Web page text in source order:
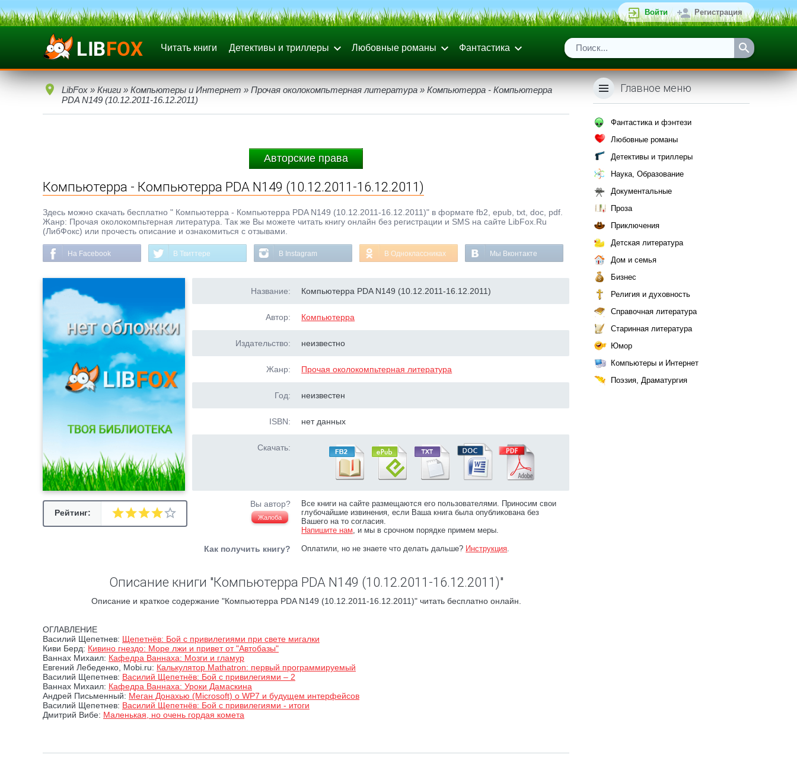
Войти Регистрация
Читать книги Детективы и триллеры Любовные романы Фантастика
LibFox » Книги » Компьютеры и Интернет » Прочая околокомпьтерная литература » Компьютерра - Компьютерра
PDA N149 (10.12.2011-16.12.2011)
Авторские права
Компьютерра - Компьютерра PDA N149 (10.12.2011-16.12.2011)
Здесь можно скачать бесплатно " Компьютерра - Компьютерра PDA N149 (10.12.2011-16.12.2011)" в формате fb2, epub, txt, doc, pdf.
Жанр: Прочая околокомпьтерная литература. Так же Вы можете читать книгу онлайн без регистрации и SMS на сайте LibFox.Ru
(ЛибФокс) или прочесть описание и ознакомиться с отзывами.
На Facebook В Твиттере В Instagram В Одноклассниках Мы Вконтакте
Рейтинг:
Название: Компьютерра PDA N149 (10.12.2011-16.12.2011)
Автор: Компьютерра
Издательство: неизвестно
Жанр: Прочая околокомпьтерная литература
Год: неизвестен
ISBN: нет данных
Скачать:
Вы автор?
Жалоба
Все книги на сайте размещаются его пользователями. Приносим свои
глубочайшие извинения, если Ваша книга была опубликована без
Вашего на то согласия.
Напишите нам, и мы в срочном порядке примем меры.
Как получить книгу? Оплатили, но не знаете что делать дальше? Инструкция.
Описание книги "Компьютерра PDA N149 (10.12.2011-16.12.2011)"
Описание и краткое содержание "Компьютерра PDA N149 (10.12.2011-16.12.2011)" читать бесплатно онлайн.
ОГЛАВЛЕНИЕ
Василий Щепетнев: Щепетнёв: Бой с привилегиями при свете мигалки
Киви Берд: Кивино гнездо: Море лжи и привет от "Автобазы"
Ваннах Михаил: Кафедра Ваннаха: Мозги и гламур
Евгений Лебеденко, Mobi.ru: Калькулятор Mathatron: первый программируемый
Василий Щепетнев: Василий Щепетнёв: Бой с привилегиями – 2
Ваннах Михаил: Кафедра Ваннаха: Уроки Дамаскина
Андрей Письменный: Меган Донахью (Microsoft) о WP7 и будущем интерфейсов
Василий Щепетнев: Василий Щепетнёв: Бой с привилегиями - итоги
Дмитрий Вибе: Маленькая, но очень гордая комета
Главное меню
Фантастика и фэнтези
Любовные романы
Детективы и триллеры
Наука, Образование
Документальные
Проза
Приключения
Детская литература
Дом и семья
Бизнес
Религия и духовность
Справочная литература
Старинная литература
Юмор
Компьютеры и Интернет
Поэзия, Драматургия